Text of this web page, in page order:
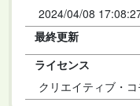
2024/04/08
最終更新
ライセンス
クリエイティブ・コ